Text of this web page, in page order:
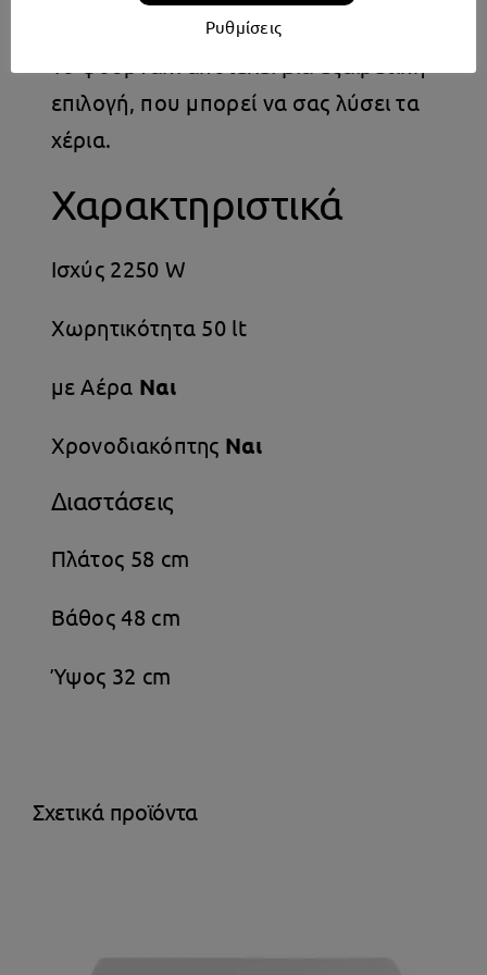
επιλογή, που μπορεί να σας λύσει τα
χέρια.
Χαρακτηριστικά
Ισχύς 2250 W
Χωρητικότητα 50 lt
με Αέρα Ναι
Χρονοδιακόπτης Ναι
Διαστάσεις
Πλάτος 58 cm
Βάθος 48 cm
Ύψος 32 cm
Σχετικά προϊόντα
Ρυθμίσεις